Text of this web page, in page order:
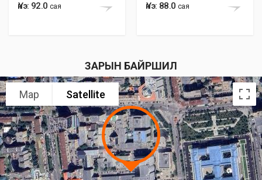
Үнэ: 92.0 сая Үнэ: 88.0 сая
ЗАРЫН БАЙРШИЛ
Map Satellite